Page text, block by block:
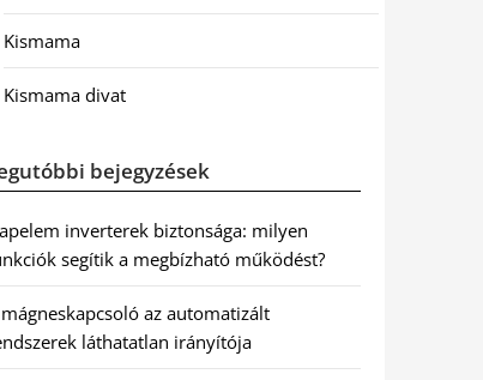
Kismama
Kismama divat
bejegyzések
inverterek biztonsága: milyen
segítik a megbízható működést?
az automatizált
láthatatlan irányítója